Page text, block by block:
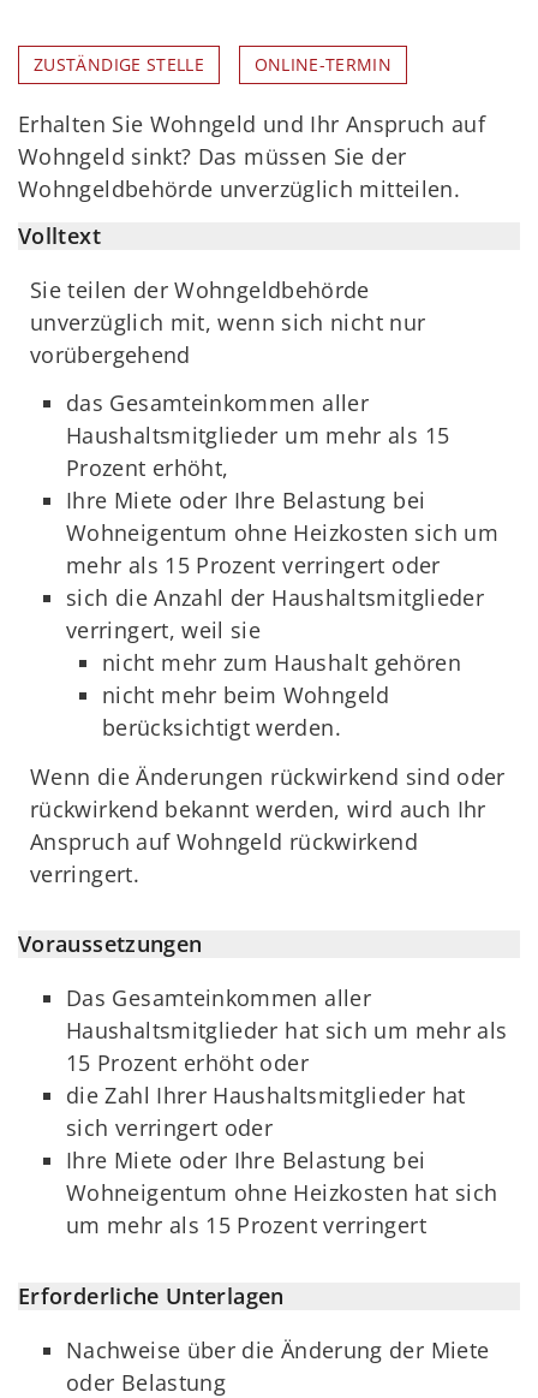
ZUSTÄNDIGE STELLE ONLINE-TERMIN
Erhalten Sie Wohngeld und Ihr Anspruch auf
Wohngeld sinkt? Das müssen Sie der
Wohngeldbehörde unverzüglich mitteilen.
Volltext
Sie teilen der Wohngeldbehörde
unverzüglich mit, wenn sich nicht nur
vorübergehend
das Gesamteinkommen aller
Haushaltsmitglieder um mehr als 15
Prozent erhöht,
Ihre Miete oder Ihre Belastung bei
Wohneigentum ohne Heizkosten sich um
mehr als 15 Prozent verringert oder
sich die Anzahl der Haushaltsmitglieder
verringert, weil sie
nicht mehr zum Haushalt gehören
nicht mehr beim Wohngeld
berücksichtigt werden.
Wenn die Änderungen rückwirkend sind oder
rückwirkend bekannt werden, wird auch Ihr
Anspruch auf Wohngeld rückwirkend
verringert.
Voraussetzungen
Das Gesamteinkommen aller
Haushaltsmitglieder hat sich um mehr als
15 Prozent erhöht oder
die Zahl Ihrer Haushaltsmitglieder hat
sich verringert oder
Ihre Miete oder Ihre Belastung bei
Wohneigentum ohne Heizkosten hat sich
um mehr als 15 Prozent verringert
Erforderliche Unterlagen
Nachweise über die Änderung der Miete
oder Belastung